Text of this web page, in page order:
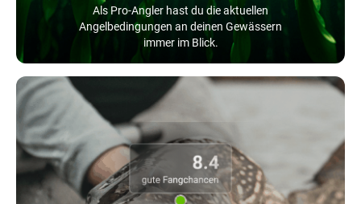
Als Pro-Angler hast du die aktuellen
Angelbedingungen an deinen Gewässern
immer im Blick.